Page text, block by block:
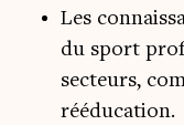
Les
du sport
secteurs,
rééducation.